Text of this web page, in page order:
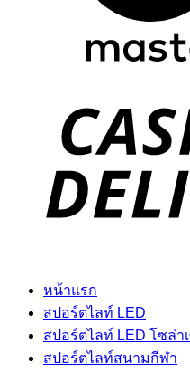
หน้าแรก
สปอร์ตไลท์ LED
สปอร์ตไลท์ LED โซล่า
สปอร์ตไลท์สนามกีฬา